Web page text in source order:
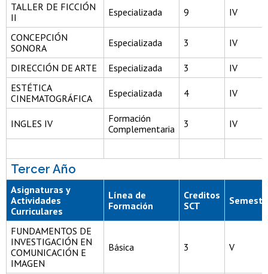
TALLER DE FICCIÓN
II
Especializada 9 IV
CONCEPCIÓN
SONORA
Especializada 3 IV
DIRECCIÓN DE ARTE Especializada 3
IV
ESTÉTICA
CINEMATOGRÁFICA
Especializada 4 IV
INGLES IV
Formación
Complementaria
3 IV
Tercer Año
Asignaturas y
Actividades
Curriculares
Línea de
Formación
Creditos
SCT
FUNDAMENTOS DE
INVESTIGACIÓN EN
COMUNICACIÓN E
IMAGEN
Básica 3 V